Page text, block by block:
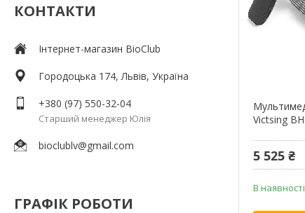
КОНТАКТИ
Інтернет-магазин BioClub
Городоцька 174, Львів, Україна
+380 (97) 550-32-04
Старший менеджер Юлія
bioclublv@gmail.com
ГРАФІК РОБОТИ
Victsing
5 525 ₴
В наявності